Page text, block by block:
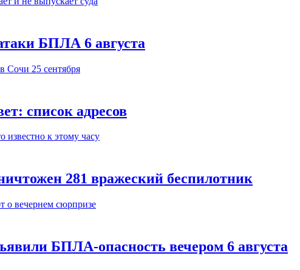
БПЛА 6 августа
список адресов
281 вражеский беспилотник
БПЛА-опасность вечером 6 августа